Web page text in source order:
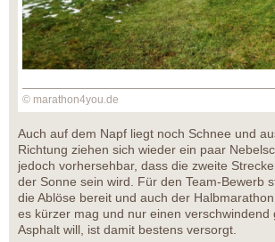
© marathon4you.de
Auch auf dem Napf liegt noch Schnee und
Richtung ziehen sich wieder ein paar
jedoch vorhersehbar, dass die zweite
der Sonne sein wird. Für den Team-Bewerb
die Ablöse bereit und auch der
es kürzer mag und nur einen verschwindend
Asphalt will, ist damit bestens versorgt.